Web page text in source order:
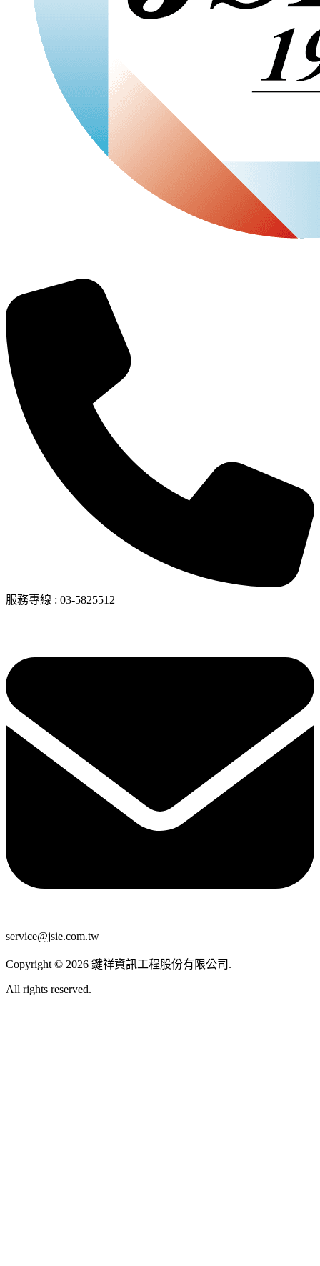
服務專線 : 03-5825512
service@jsie.com.tw
Copyright © 2026 鍵祥資訊工程股份有限公司 .
All rights reserved.